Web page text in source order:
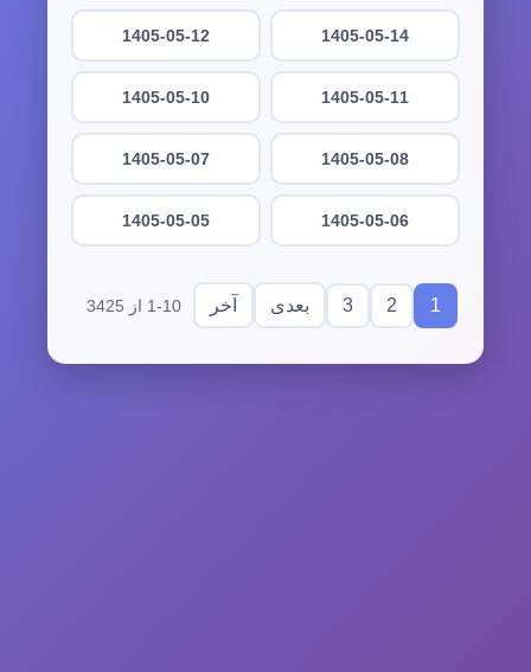
1405-05-14
1405-05-12
1405-05-11
1405-05-10
1405-05-08
1405-05-07
1405-05-06
1405-05-05
1
2
3 بعدی آخر 1-10 از 3425